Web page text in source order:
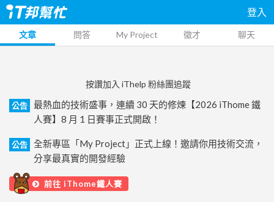
登入
文章 問答 My Project 徵才 聊天
按讚加入 iThelp 粉絲團追蹤
公告
最熱血的技術盛事，連續 30 天的修煉【2026 iThome 鐵
人賽】8 月 1 日賽事正式開啟！
公告
全新專區「My Project」正式上線！邀請你用技術交流，
分享最真實的開發經驗
前往 iThome鐵人賽